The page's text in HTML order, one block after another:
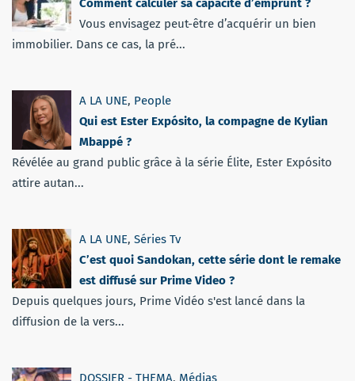
Comment calculer sa capacité d’emprunt ?
Vous envisagez peut-être d’acquérir un bien
immobilier. Dans ce cas, la pré...
A LA UNE, People
Qui est Ester Expósito, la compagne de Kylian
Mbappé ?
Révélée au grand public grâce à la série Élite, Ester Expósito
attire autan...
A LA UNE, Séries Tv
C’est quoi Sandokan, cette série dont le remake
est diffusé sur Prime Video ?
Depuis quelques jours, Prime Vidéo s'est lancé dans la
diffusion de la vers...
DOSSIER - THEMA, Médias